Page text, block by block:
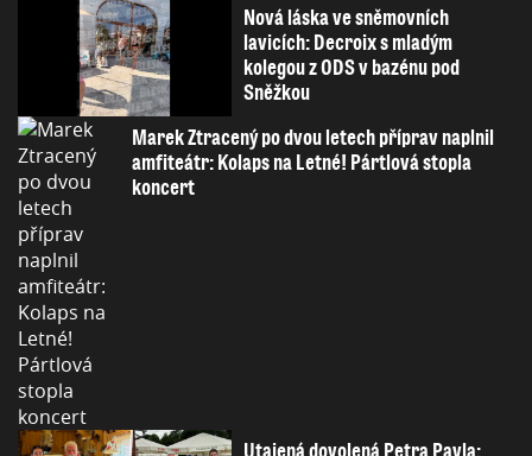
Nová láska ve sněmovních
lavicích: Decroix s mladým
kolegou z ODS v bazénu pod
Sněžkou
Marek Ztracený po dvou letech příprav naplnil
amfiteátr: Kolaps na Letné! Pártlová stopla
koncert